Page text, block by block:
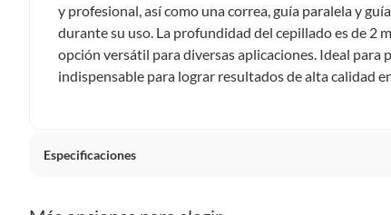
En sodimac.cl te damos30 días desde que recibes el
etiquetas y sin uso, tal como te lo entregamos.
Productos digitales que se entregan a través de una
programas para el computador.
remanufacturados o con alguna deficiencia, que sean
y profesional, así como una correa, guía paralela y
durante su uso. La profundidad del cepillado es de 2
opción versátil para diversas aplicaciones. Ideal
indispensable para lograr resultados de alta calidad
Especificaciones